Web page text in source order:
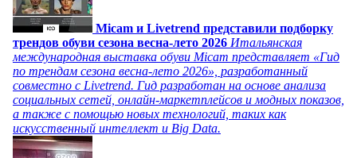
Micam и Livetrend представили подборку
трендов обуви сезона весна-лето 2026 Итальянская
международная выставка обуви Micam представляет «Гид
по трендам сезона весна-лето 2026», разработанный
совместно с Livetrend. Гид разработан на основе анализа
социальных сетей, онлайн-маркетплейсов и модных показов,
а также с помощью новых технологий, таких как
искусственный интеллект и Big Data.